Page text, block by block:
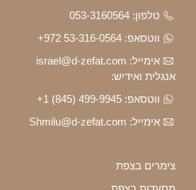
טלפון: 053-3160564
ווטסאפ: ⁦ +972 53-316-0564⁩
אימייל: israel@d-zefat.com
אנגלית ואידיש:
ווטסאפ: ⁦+1 (845) 499-9945⁩
אימייל: Shmilu@d-zefat.com
צימרים בצפת